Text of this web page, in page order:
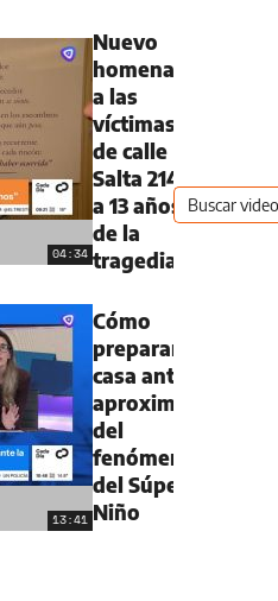
04:34
Nuevo
homenaje
a las
víctimas
de calle
Salta 2141
a 13 años
de la
tragedia
13:41
Cómo
preparar la
casa ante la
aproximación
del
fenómeno
del Súper
Niño